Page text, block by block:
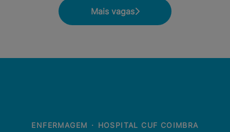
Mais vagas
ENFERMAGEM · HOSPITAL CUF COIMBRA